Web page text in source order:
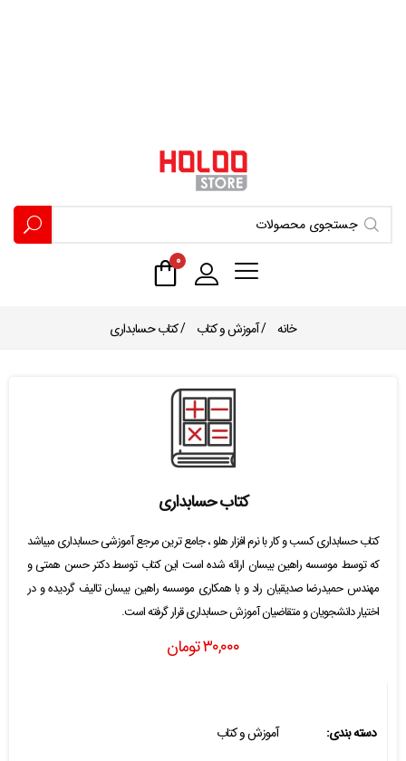
۰
خانه /آموزش و کتاب / کتاب حسابداری
کتاب حسابداری
کتاب حسابداری کسب و کار با نرم افزار هلو ، جامع ترین مرجع آموزشی حسابداری میباشد
که توسط موسسه راهین بیسان ارائه شده است این کتاب توسط دکتر حسن همتی و
مهندس حمیدرضا صدیقیان راد و با همکاری موسسه راهین بیسان تالیف گردیده و در
اختیار دانشجویان و متقاضیان آموزش حسابداری قرار گرفته است.
۳۰,۰۰۰تومان
دسته بندی: آموزش و کتاب